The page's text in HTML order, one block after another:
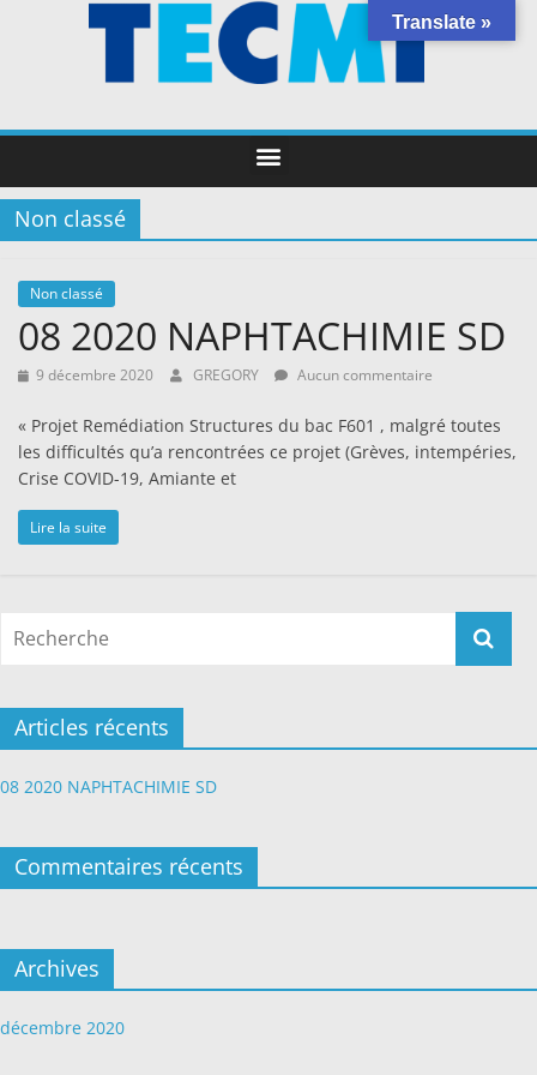
Non classé
Non classé
08 2020 NAPHTACHIMIE SD
9 décembre 2020 GREGORY Aucun commentaire
« Projet Remédiation Structures du bac F601 , malgré toutes
les difficultés qu’a rencontrées ce projet (Grèves, intempéries,
Crise COVID-19, Amiante et
Lire la suite
Articles récents
08 2020 NAPHTACHIMIE SD
Commentaires récents
Archives
décembre 2020
Translate »